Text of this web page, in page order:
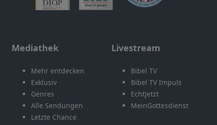
Mediathek
Mehr entdecken
Exklusiv
Genres
Alle Sendungen
Letzte Chance
Livestream
Bibel TV
Bibel TV Impuls
EchtJetzt
MeinGottesdienst